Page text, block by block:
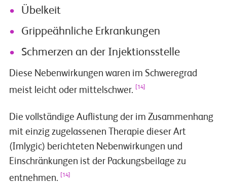
Übelkeit
Grippeähnliche Erkrankungen
Schmerzen an der Injektionsstelle
Diese Nebenwirkungen waren im Schweregrad
meist leicht oder mittelschwer.
[14]
Die vollständige Auflistung der im Zusammenhang
mit einzig zugelassenen Therapie dieser Art
(Imlygic) berichteten Nebenwirkungen und
Einschränkungen ist der Packungsbeilage zu
entnehmen.
[14]